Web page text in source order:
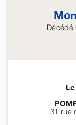
Décédé
31 rue